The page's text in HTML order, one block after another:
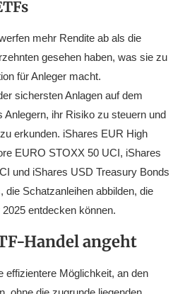
mehr Rendite ab als die
gesehen haben, was sie zu
für Anleger macht.
sichersten Anlagen auf dem
Anlegern, ihr Risiko zu steuern und
erkunden. iShares EUR High
EURO STOXX 50 UCI, iShares
und iShares USD Treasury Bonds
die Schatzanleihen abbilden, die
entdecken können.
Handel angeht
effizientere Möglichkeit, an den